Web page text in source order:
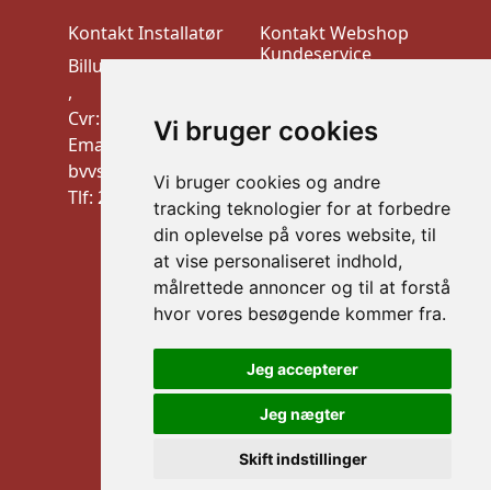
Vi bruger cookies
Vi bruger cookies og andre
tracking teknologier for at forbedre
din oplevelse på vores website, til
at vise personaliseret indhold,
målrettede annoncer og til at forstå
hvor vores besøgende kommer fra.
Jeg accepterer
Jeg nægter
Skift indstillinger
Kontakt Installatør
Billund VVS-Teknik
,
Cvr: 10910900
Email:
bvvstek@gmail.com
Tlf: 20 32 21 09
Kontakt Webshop
Kundeservice
Struer
mail: info@vek.dk
TLF: Al henvendelse
via mail
Information
Handelsbetingelser
B2B LOGIN
Sikker betaling